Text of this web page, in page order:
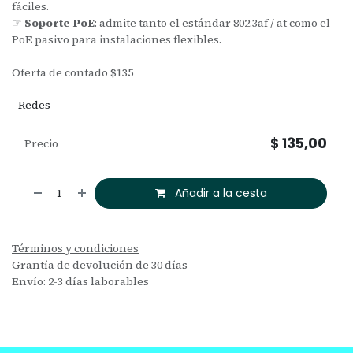
fáciles.
☞ Soporte PoE: admite tanto el estándar 802.3af / at como el
PoE pasivo para instalaciones flexibles.
Oferta de contado $135
Redes
Añadir a la cesta
Precio $ 135,00
Términos y condiciones
Grantía de devolución de 30 días
Envío: 2-3 días laborables